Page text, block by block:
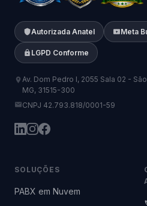
Autorizada Anatel Meta
LGPD Conforme
Av. Dom Pedro I, 2055 Sala 02 -
MG, 31515-300
CNPJ 42.793.818/0001-59
SOLUÇÕES
PABX em Nuvem